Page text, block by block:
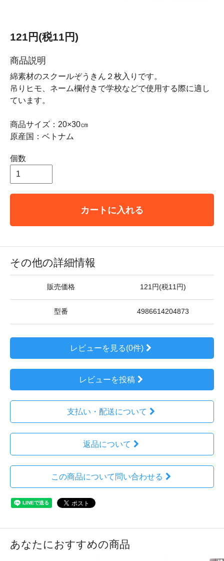
121円(税11円)
商品説明
綿素材のスクールぞうきん２枚入りです。
吊りヒモ、ネーム欄付きで学校などで使用する際に適し
ています。
商品サイズ：20×30㎝
原産国：ベトナム
個数
カートに入れる
その他の詳細情報
販売価格 121円(税11円)
型番 4986614204873
レビューを見る(0件)
レビューを投稿
支払い・配送について
返品について
この商品について問い合わせる
あなたにおすすめの商品